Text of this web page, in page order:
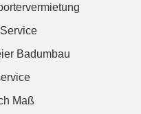
Badumbau
Maß